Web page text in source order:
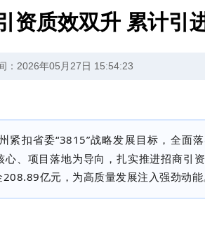
资质效双升 累计引
：2026年05月27日 15:54:23
紧扣省委“3815”战略发展目标，全面
心、项目落地为导向，扎实推进招商引
208.89亿元，为高质量发展注入强劲动能